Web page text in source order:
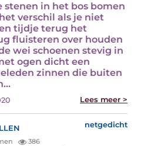
stenen in het bos bomen
verschil als je niet
tijdje terug het
fluisteren over houden
wei schoenen stevig in
ogen dicht een
zinnen die buiten
Lees meer >
netgedicht
386